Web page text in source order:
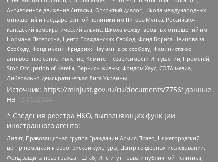
Антивоенное движение Антальи, Открытый диалог, Школа международных
отношений и государственной политики им Питера Мунка, Российско-
канадский демократический альянс, Школа международных отношений им
Нормана Патерсона, Центр Гражданских Свобод, Фонд Бориса Немцова за
Свободу, Фонд имени Фридриха Науманна за свободу, Феминистское
антивоенное сопротивление, Комитет независимости Ингушетии, Прометей,
Stop Occupation of Karelia, Вернись живым, Фридом Хаус, СОТА медиа,
Либерально-демократическая Лига Украины
Источник: https://minjust.gov.ru/ru/documents/7756/ данные
на
13.05.2024
* Сведения реестра НКО, выполняющих функции
иностранного агента:
Лилит, Правозащитная группа Гражданин.Армия.Право, Нижегородский
центр немецкой и европейской культуры, Центр гендерных исследований,
Фонд защиты прав граждан Штаб, Институт права и публичной политики,